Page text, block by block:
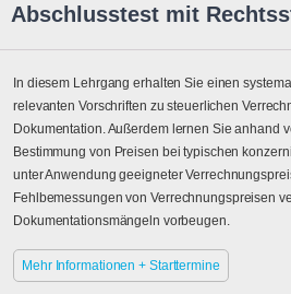
Abschlusstest mit
In diesem Lehrgang erhalten Sie einen
relevanten Vorschriften zu steuerlichen
Dokumentation. Außerdem lernen Sie anhand
Bestimmung von Preisen bei typischen
unter Anwendung geeigneter
Fehlbemessungen von Verrechnungspreisen
Dokumentationsmängeln vorbeugen.
Mehr Informationen + Starttermine